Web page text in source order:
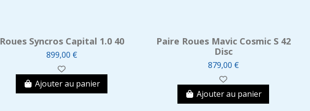
Roues Syncros Capital 1.0 40
899,00 €
Ajouter au panier
Paire Roues Mavic Cosmic S 42
Disc
879,00 €
Ajouter au panier